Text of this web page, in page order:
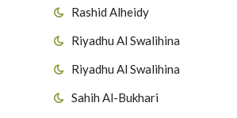
Rashid Alheidy
Riyadhu Al Swalihina
Riyadhu Al Swalihina
Sahih Al-Bukhari